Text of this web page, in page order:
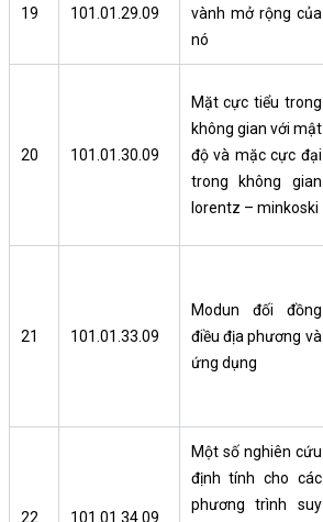
19 101.01.29.09
vành mở rộng của
nó
20 101.01.30.09
Mặt cực tiểu trong
không gian với mật
độ và mặc cực đại
trong không gian
lorentz – minkoski
21 101.01.33.09
Modun đối đồng
điều địa phương và
ứng dụng
22 101.01.34.09
Một số nghiên cứu
định tính cho các
phương trình suy